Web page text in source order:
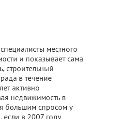
местного
и показывает сама
строительный
в течение
активно
недвижимость в
большим спросом у
если в 2007 году